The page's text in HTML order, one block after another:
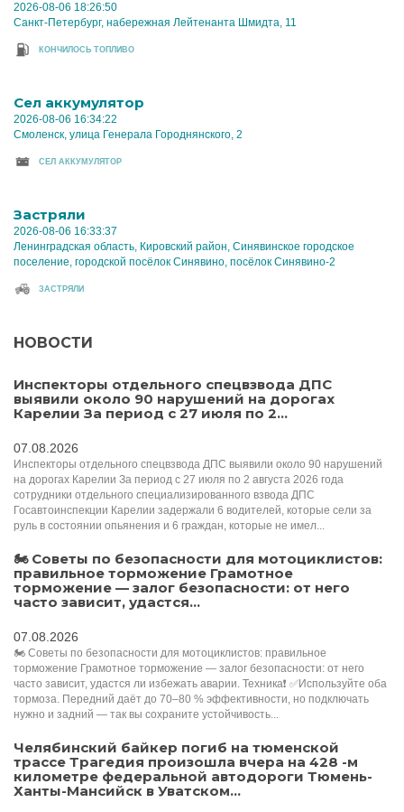
2026-08-06 18:26:50
Санкт-Петербург, набережная Лейтенанта Шмидта, 11
КОНЧИЛОСЬ ТОПЛИВО
Cел аккумулятор
2026-08-06 16:34:22
Смоленск, улица Генерала Городнянского, 2
CЕЛ АККУМУЛЯТОР
Застряли
2026-08-06 16:33:37
Ленинградская область, Кировский район, Синявинское городское
поселение, городской посёлок Синявино, посёлок Синявино-2
ЗАСТРЯЛИ
НОВОСТИ
Инспекторы отдельного спецвзвода ДПС
выявили около 90 нарушений на дорогах
Карелии За период с 27 июля по 2...
07.08.2026
Инспекторы отдельного спецвзвода ДПС выявили около 90 нарушений
на дорогах Карелии За период с 27 июля по 2 августа 2026 года
сотрудники отдельного специализированного взвода ДПС
Госавтоинспекции Карелии задержали 6 водителей, которые сели за
руль в состоянии опьянения и 6 граждан, которые не имел...
🏍 Советы по безопасности для мотоциклистов:
правильное торможение Грамотное
торможение — залог безопасности: от него
часто зависит, удастся...
07.08.2026
🏍 Советы по безопасности для мотоциклистов: правильное
торможение Грамотное торможение — залог безопасности: от него
часто зависит, удастся ли избежать аварии. Техника❗️ ✅Используйте оба
тормоза. Передний даёт до 70–80 % эффективности, но подключать
нужно и задний — так вы сохраните устойчивость...
Челябинский байкер погиб на тюменской
трассе Трагедия произошла вчера на 428 -м
километре федеральной автодороги Тюмень-
Ханты-Мансийск в Уватском...